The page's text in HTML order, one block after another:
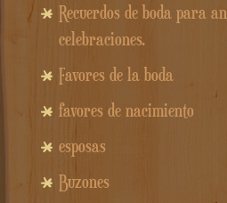
Recuerdos de boda para
celebraciones.
Favores de la boda
favores de nacimiento
esposas
Buzones